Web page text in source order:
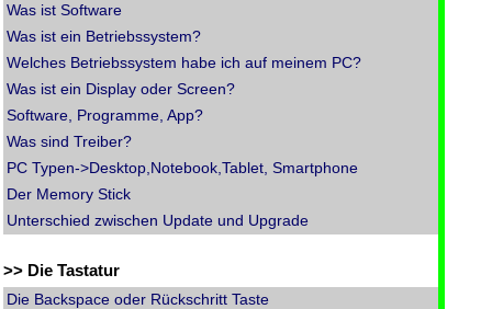
Was ist Software
Was ist ein Betriebssystem?
Welches Betriebssystem habe ich auf meinem PC?
Was ist ein Display oder Screen?
Software, Programme, App?
Was sind Treiber?
PC Typen->Desktop,Notebook,Tablet, Smartphone
Der Memory Stick
Unterschied zwischen Update und Upgrade
>> Die Tastatur
Die Backspace oder Rückschritt Taste